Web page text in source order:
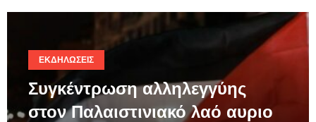
ΕΚΔΗΛΏΣΕΙΣ
Συγκέντρωση αλληλεγγύης
στον Παλαιστινιακό λαό αυριο